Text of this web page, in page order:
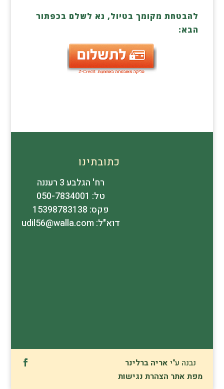
להבטחת מקומך בטיול, נא לשלם בכפתור
הבא:
כתובתינו
רח' הגלבע 3 רעננה
טל: 050-7834001
פקס: 15398783138
דוא"ל: udil56@walla.com
נבנה ע"י אריה ברלינר
מפת אתר הצהרת נגישות